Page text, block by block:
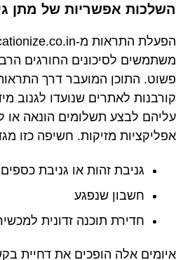
השלכות אפשריות של מתן
משתמשים לסיכונים החורגים
פשוט. התוכן המועבר דרך
קורבנות לאתרים שנועדו לגנוב
עליהם לבצע תשלומים הונאה או
אפליקציות מזיקות. חשיפה כזו
גניבת זהות או גניבת כספים
חשבון שנפגע
חדירת תוכנה זדונית
איומים אלה הופכים את דחיית